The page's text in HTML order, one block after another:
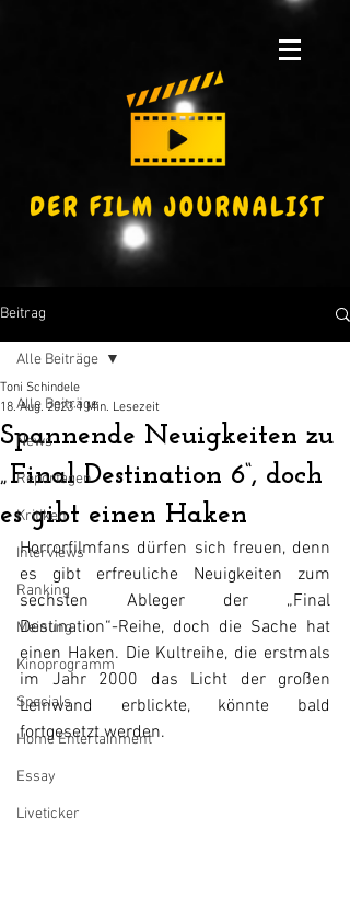
Beitrag
Alle Beiträge
News
Reportagen
Kritiken
Interviews
Ranking
Meinung
Kinoprogramm
Specials
Home Entertainment
Essay
Liveticker
Alle Beiträge
Spannende Neuigkeiten zu
„Final Destination 6“, doch
es gibt einen Haken
Toni Schindele
18. Aug. 2023 1 Min. Lesezeit
Horrorfilmfans dürfen sich freuen, denn
es gibt erfreuliche Neuigkeiten zum
sechsten Ableger der „Final
Destination“-Reihe, doch die Sache hat
einen Haken. Die Kultreihe, die erstmals
im Jahr 2000 das Licht der großen
Leinwand erblickte, könnte bald
fortgesetzt werden.